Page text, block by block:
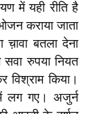
में यही रीति है
कराया जाता
बतला देना
रुपया नियत
किया।
लग गए। अजुर्न